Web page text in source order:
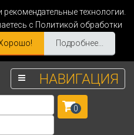
технологии.
с Политикой обработки
Подробнее...
НАВИГАЦИЯ
0